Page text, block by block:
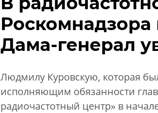
Роскомнадзора
Дама-генерал
Людмилу Куровскую, которая
исполняющим обязанности
радиочастотный центр» в